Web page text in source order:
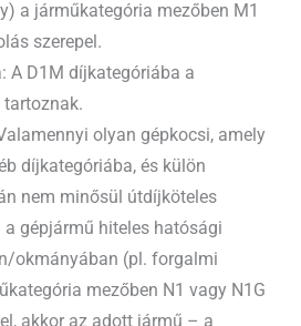
a járműkategória mezőben M1
szerepel.
A D1M díjkategóriába a
tartoznak.
olyan gépkocsi, amely
díjkategóriába, és külön
nem minősül útdíjköteles
a gépjármű hiteles hatósági
okmányában (pl. forgalmi
mezőben N1 vagy N1G
akkor az adott jármű – a